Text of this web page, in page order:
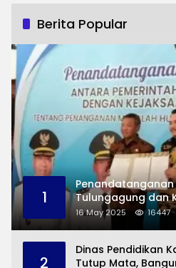
Berita Popular
1
Penandatanganan
Tulungagung dan
Permasalahan
16 May 2025 16447
2
Dinas Pendidikan
Tutup Mata,